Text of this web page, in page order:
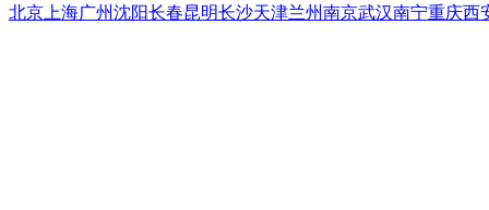
北京 上海广州沈阳长春昆明长沙天津兰州南京武汉南宁重庆西